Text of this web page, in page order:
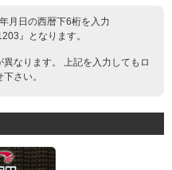
月日の西暦下6桁を入力
』となります。
なります。 上記を入力してもロ
さい。